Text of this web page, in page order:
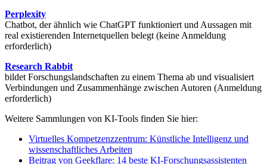
Perplexity
Chatbot, der ähnlich wie ChatGPT funktioniert und Aussagen mit
real existierenden Internetquellen belegt (keine Anmeldung
erforderlich)
Research Rabbit
bildet Forschungslandschaften zu einem Thema ab und visualisiert
Verbindungen und Zusammenhänge zwischen Autoren (Anmeldung
erforderlich)
Weitere Sammlungen von KI-Tools finden Sie hier:
Virtuelles Kompetzenzzentrum: Künstliche Intelligenz und
wissenschaftliches Arbeiten
Beitrag von Geekflare: 14 beste KI-Forschungsassistenten